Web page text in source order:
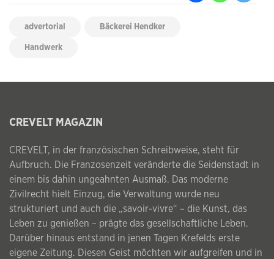
advertorial Bäckerei Hendker
Handwerk
CREVELT MAGAZIN
CREVELT, in der französischen Schreibweise, steht für
Aufbruch. Die Franzosenzeit veränderte die Seidenstadt in
einem bis dahin ungeahnten Ausmaß. Das moderne
Zivilrecht hielt Einzug, die Verwaltung wurde neu
strukturiert und auch die „savoir-vivre“ – die Kunst, das
Leben zu genießen – prägte das gesellschaftliche Leben.
Darüber hinaus entstand in jenen Tagen Krefelds erste
eigene Zeitung. Diesen Geist möchten wir aufgreifen und in